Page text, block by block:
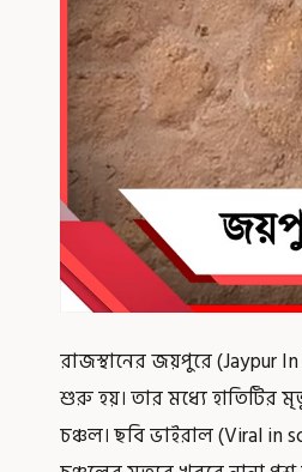
রাজস্থানের জয়পুরে (Jaypur
শুরু হয়। তার মধ্যে হাতিটির
চঞ্চল। ছবি ভাইরাল (Viral in